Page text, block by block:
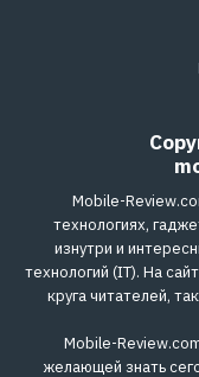
Mobile-
технологиях,
изнутри и
технологий (IT). На
круга читателей,
Mobile-
желающей знать